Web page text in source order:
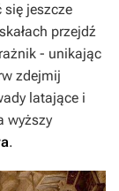
się jeszcze
przejdź
- unikając
zdejmij
latające i
wyższy
.